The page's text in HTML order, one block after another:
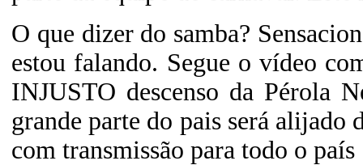
O que dizer do samba?
estou falando. Segue o vídeo
INJUSTO descenso da Pérola
grande parte do pais será alijado
com transmissão para todo o país